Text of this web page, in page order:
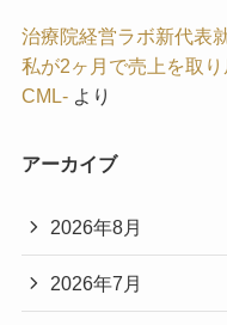
治療院経営ラボ新代表
私が2ヶ月で売上を取
CML-より
アーカイブ
2026年8月
2026年7月